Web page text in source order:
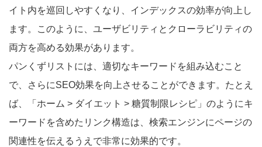
イト内を巡回しやすくなり、インデックスの効率が向上し
ます。このように、ユーザビリティとクローラビリティの
両方を高める効果があります。
パンくずリストには、適切なキーワードを組み込むこと
で、さらにSEO効果を向上させることができます。たとえ
ば、「ホーム > ダイエット > 糖質制限レシピ」のようにキ
ーワードを含めたリンク構造は、検索エンジンにページの
関連性を伝えるうえで非常に効果的です。